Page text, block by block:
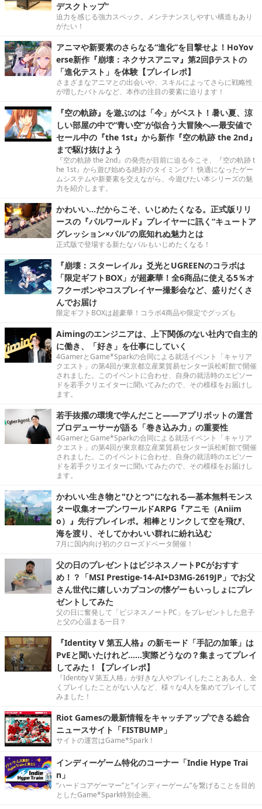
デスクトップ”
迫力を感じる強力スペック。メンテナンスしやすい構造もあり
がたい！
アニマや新要素のさらなる“進化”を目撃せよ！HoYov
erse新作『崩壊：ネクサスアニマ』第2回βテストの
「進化テスト」を体験【プレイレポ】
さまざまなアニマとの出会いや、スキルによってさらに戦略性
が増したバトルなど、本作の注目の要素に迫ります！
『空の軌跡』を遊ぶのは「今」がベスト！暑い夏、涼
しい部屋の中で“青い空”が似合う大冒険へ―最安値で
セール中の『the 1st』から新作『空の軌跡 the 2nd』
まで駆け抜けよう
『空の軌跡 the 2nd』の発売が目前に迫る今こそ、『空の軌跡 t
he 1st』から遊び始める絶好のタイミング！ 快適になったゲー
ムシステムや新要素を交えながら、今遊びたい本シリーズの魅
力を紹介します。
かわいい…だからこそ、いじめたくなる。正式版リリ
ースの『パルワールド』プレイヤーに訊く“キュートア
グレッション×パル”の底知れぬ魅力とは
正式版で登場する新たなパルもいじめたくなる！
『崩壊：スターレイル』爻光とUGREENのコラボは
「限定ギフトBOX」が超豪華！全6商品に使える5％オ
フクーポンやコスプレイヤー撮影会など、盛りだくさ
んでお届け
限定ギフトBOXは超豪華！コラボ4商品や限定でグッズも
Aimingのエンジニアは、上下関係のない社内で自主的
に働き、「好き」を仕事にしていく
4GamerとGame*Sparkの合同による就活イベント「キャリア
クエスト」の第4回が東京都立産業貿易センター浜松町館で開催
されました。このイベントに合わせ、自身の就活時のエピソー
ドを若手クリエイターに聞いてみたので、その模様をお届けし
ます。
若手抜擢の環境で学んだこと――アプリボットの運営
プロデューサーが語る「巻き込み力」の重要性
4GamerとGame*Sparkの合同による就活イベント「キャリア
クエスト」の第4回が東京都立産業貿易センター浜松町館で開催
されました。このイベントに合わせ、自身の就活時のエピソー
ドを若手クリエイターに聞いてみたので、その模様をお届けし
ます。
かわいい生き物と"ひとつ"になれる―基本無料モンス
ター収集オープンワールドARPG『アニモ（Aniim
o）』先行プレイレポ。相棒とリンクして空を飛び、
海を渡り、そしてかわいい群れに紛れ込む
7月に国内向け初のクローズドベータ開催！
父の日のプレゼントはビジネスノートPCがおすす
め！？「MSI Prestige-14-AI+D3MG-2619JP」でお父
さん世代に嬉しいカプコンの懐ゲーもいっしょにプレ
ゼントしてみた
父の日に奮発して「ビジネスノートPC」をプレゼントした息子
と父の心温まる一日？
『Identity V 第五人格』の新モード「手記の加筆」は
PvEと聞いたけれど……実際どうなの？集まってプレイ
してみた！【プレイレポ】
『Identity V 第五人格』が好きな人やプレイしたことある人、全
くプレイしたことがない人など、様々な4人を集めてプレイして
みました！
Riot Gamesの最新情報をキャッチアップできる総合
ニュースサイト「FISTBUMP」
サイトの運営はGame*Spark！
インディーゲーム特化のコーナー「Indie Hype Trai
n」
“ハードコアゲーマー”と“インディーゲーム”を繋げることを目的
としたGame*Spark特別企画。